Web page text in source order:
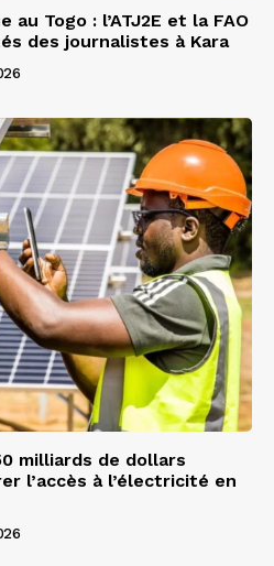
Togo : l’ATJ2E et la FAO
des journalistes à Kara
milliards de dollars
l’accès à l’électricité en